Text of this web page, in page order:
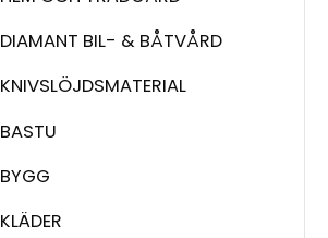
DIAMANT BIL- & BÅTVÅRD
KNIVSLÖJDSMATERIAL
BASTU
BYGG
KLÄDER